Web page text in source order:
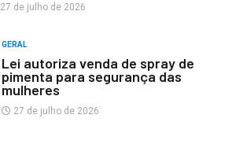
27 de julho de 2026
GERAL
Lei autoriza venda de spray de
pimenta para segurança das
mulheres
27 de julho de 2026